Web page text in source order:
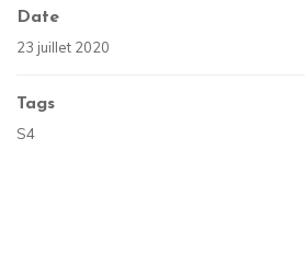
Date
23 juillet 2020
Tags
S4